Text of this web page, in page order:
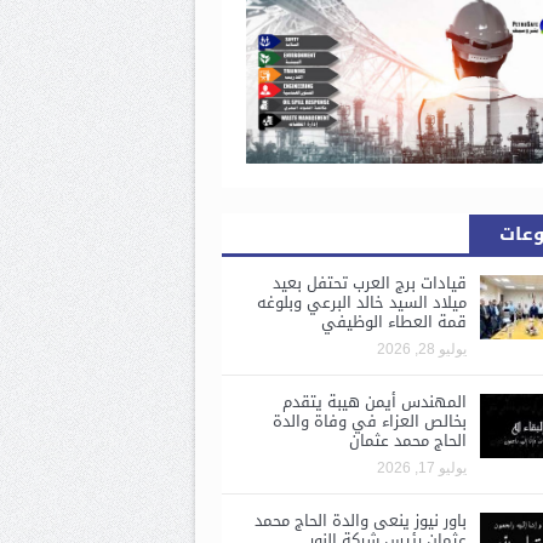
قيادات برج العرب تحتفل بعيد
ميلاد السيد خالد البرعي وبلوغه
قمة العطاء الوظيفي
يوليو 28, 2026
المهندس أيمن هيبة يتقدم
بخالص العزاء في وفاة والدة
الحاج محمد عثمان
يوليو 17, 2026
باور نيوز ينعى والدة الحاج محمد